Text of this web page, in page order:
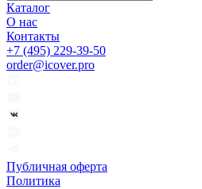
Каталог
О нас
Контакты
+7 (495) 229-39-50
order@icover.pro
Публичная оферта
Политика